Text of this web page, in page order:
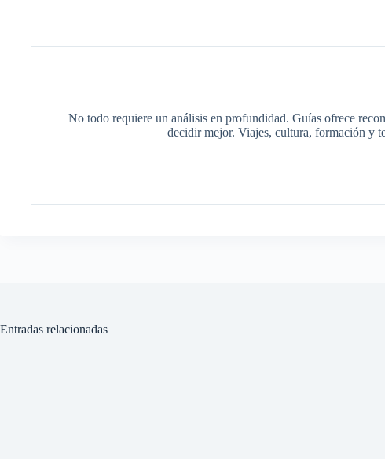
No todo requiere un análisis en profundidad. Guías ofrece
decidir mejor. Viajes, cultura, formación y
Entradas relacionadas